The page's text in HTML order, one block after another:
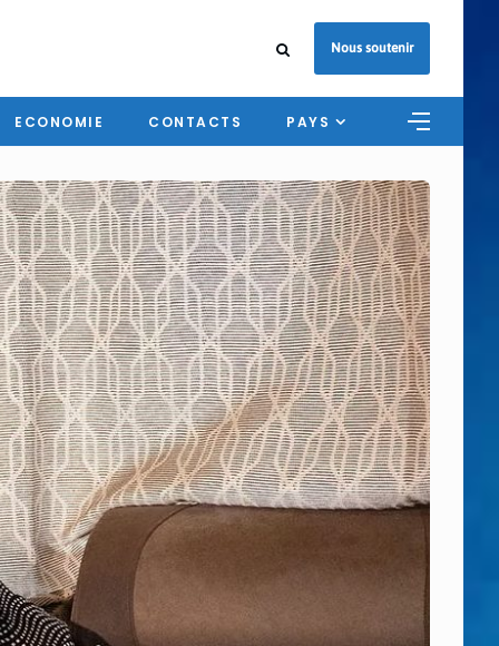
Nous soutenir
ECONOMIE CONTACTS PAYS